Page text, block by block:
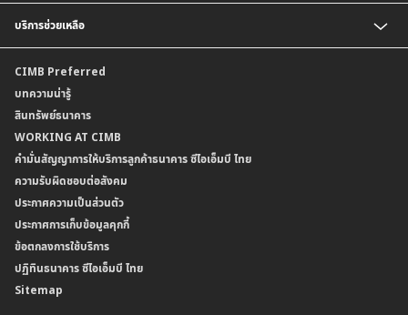
อัตราดอกเบี้ยเงินฝากลูกค้าสถาบัน
อัตราดอกเบี้ยบัญชีเงินฝากเงินตราต่างประเทศ
อัตราดอกเบี้ยเงินกู้
กำหนดระยะเวลาการขายหรือฝากเงินได้ที่เป็นเงินตราต่างประเทศ
ค่าธรรมเนียม
อัตราค่าธรรมเนียมการฝากถอนบัญชีเงินฝากเงินตราต่างประเทศ
ข้อกำหนดบัญชีเงินฝาก
เงื่อนไขและค่าธรรมเนียมที่เกี่ยวกับการให้บริการบัญชีเงินฝากเงินตราต่างประเทศ
บริการฝากเงินเข้าบัญชีธนาคาร ซีไอเอ็มบี ไทย ที่ตู้บุญเติม
CIMB THAI Connect
บริการแจ้งเตือนผ่าน SMS
พร้อมเพย์
บริการเปิดบัญชีด้วยการยืนยันตัวตนรูปแบบดิจิทัล (NDID)
การขอและรับส่งข้อมูลรายการเคลื่อนไหวบัญชีเงินฝาก ในรูปแบบข้อมูลดิจิทัลระหว่าง
ธนาคาร (dStatement)
บริการยืนยันตัวตนรูปแบบดิจิทัล (NDID) เพื่อทำธรุกรรมออนไลน์กับกรมสรรพากร
บริการช่วยเหลือ
สาขาธนาคาร
ข้อมูลคุณภาพการให้บริการ
คำมั่นสัญญาการให้บริการลูกค้าธนาคาร ซีไอเอ็มบี ไทย
Form Download Center
CIMB Preferred
บทความน่ารู้
สินทรัพย์ธนาคาร
WORKING AT CIMB
คำมั่นสัญญาการให้บริการลูกค้าธนาคาร ซีไอเอ็มบี ไทย
ความรับผิดชอบต่อสังคม
ประกาศความเป็นส่วนตัว
ประกาศการเก็บข้อมูลคุกกี้
ข้อตกลงการใช้บริการ
ปฏิทินธนาคาร ซีไอเอ็มบี ไทย
Sitemap